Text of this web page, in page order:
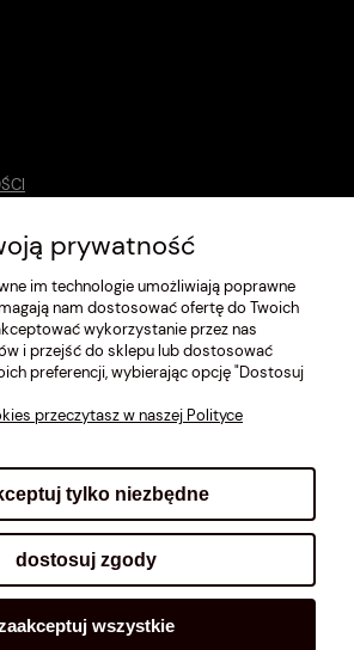
Shoplo.pl, powered byShoper.
prywatność
im technologie umożliwiają poprawne
nam dostosować ofertę do Twoich
wykorzystanie przez nas
i przejść do sklepu lub dostosować
preferencji, wybierając opcję "Dostosuj
przeczytasz w naszej Polityce
tylko niezbędne
dostosuj zgody
wszystkie